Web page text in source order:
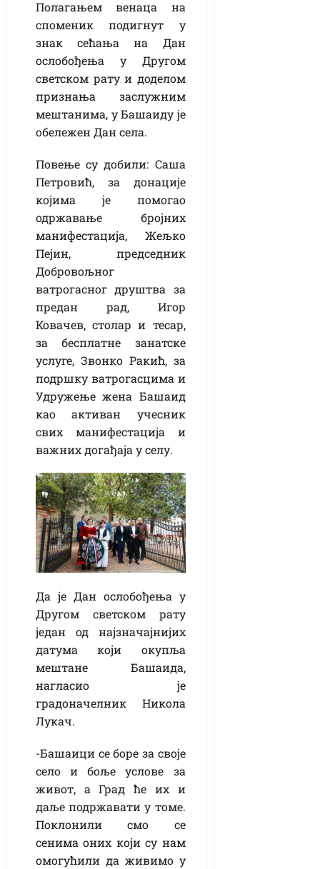
Полагањем венаца на
споменик подигнут у
знак сећања на Дан
ослобођења у Другом
светском рату и доделом
признања заслужним
мештанима, у Башаиду је
обележен Дан села.
Повење су добили: Саша
Петровић, за донације
којима је помогао
одржавање бројних
манифестација, Жељко
Пејин, председник
Добровољног
ватрогасног друштва за
предан рад, Игор
Ковачев, столар и тесар,
за бесплатне занатске
услуге, Звонко Ракић, за
подршку ватрогасцима и
Удружење жена Башаид
као активан учесник
свих манифестација и
важних догађаја у селу.
Да је Дан ослобођења у
Другом светском рату
један од најзначајнијих
датума који окупља
мештане Башаида,
нагласио је
градоначелник Никола
Лукач.
-Башаици се боре за своје
село и боље услове за
живот, а Град ће их и
даље подржавати у томе.
Поклонили смо се
сенима оних који су нам
омогућили да живимо у